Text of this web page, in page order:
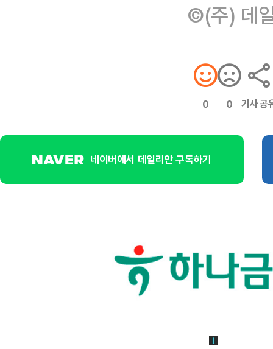
©(주) 데
0 0 기사 공
네이버에서 데일리안 구독하기